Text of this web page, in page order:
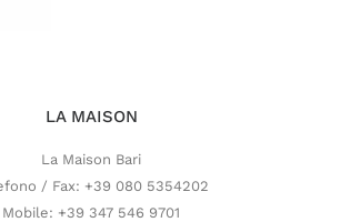
LA MAISON
La Maison Bari
/ Fax: +39 080 5354202
Mobile: +39 347 546 9701